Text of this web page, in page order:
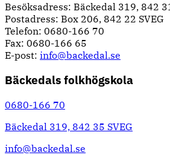
Besöksadress: Bäckedal 319, 842
Postadress: Box 206, 842 22 SVEG
Telefon: 0680-166 70
Fax: 0680-166 65
E-post: info@backedal.se
Bäckedals folkhögskola
0680-166 70
Bäckedal 319, 842 35 SVEG
info@backedal.se